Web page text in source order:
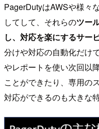
PagerDutyはAWSや様々
してして、それらのツー
し、対応を楽にするサー
分けや対応の自動化だけ
やレポートを使い次回以
ことができたり、専用の
対応ができるのも大きな